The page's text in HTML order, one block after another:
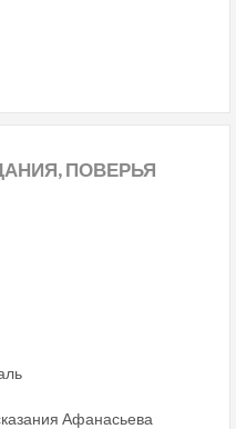
ПОВЕРЬЯ
Афанасьева